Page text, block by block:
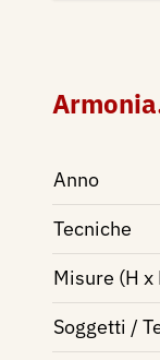
Anno
Tecniche
Misure (H x
Soggetti /